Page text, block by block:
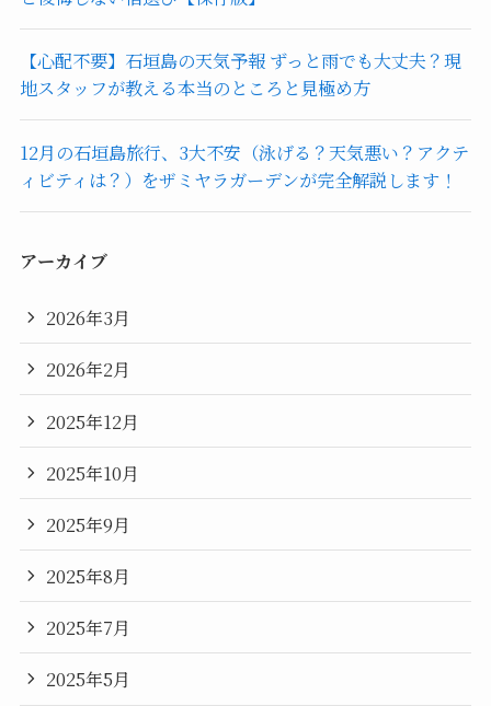
【心配不要】石垣島の天気予報 ずっと雨でも大丈夫？現
地スタッフが教える本当のところと見極め方
12月の石垣島旅行、3大不安（泳げる？天気悪い？アクテ
ィビティは？）をザミヤラガーデンが完全解説します！
アーカイブ
2026年3月
2026年2月
2025年12月
2025年10月
2025年9月
2025年8月
2025年7月
2025年5月